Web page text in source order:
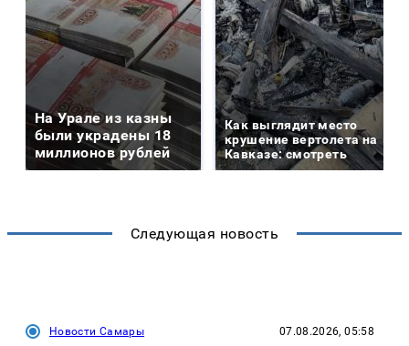
На Урале из казны
были украдены 18
миллионов рублей
Как выглядит место
крушение вертолета на
Кавказе: смотреть
Следующая новость
Новости Самары 07.08.2026, 05:58